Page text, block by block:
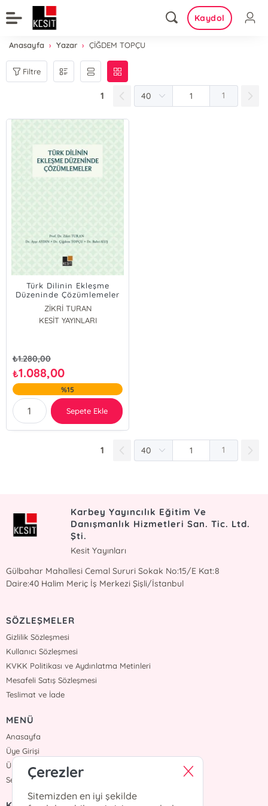
Kaydol
Anasayfa Yazar ÇİĞDEM TOPÇU
Filtre
1 1
Türk Dilinin Ekleşme
Düzeninde Çözümlemeler
ZİKRİ TURAN
AYŞE AYDIN
KESİT YAYINLARI
₺1.280,00
₺1.088,00
%15
Sepete Ekle
1 1
Karbey Yayıncılık Eğitim Ve
Danışmanlık Hizmetleri San. Tic. Ltd.
Şti.
Kesit Yayınları
Gülbahar Mahallesi Cemal Sururi Sokak No:15/E Kat:8
Daire:40 Halim Meriç İş Merkezi Şişli/İstanbul
SÖZLEŞMELER
Gizlilik Sözleşmesi
Kullanıcı Sözleşmesi
KVKK Politikası ve Aydınlatma Metinleri
Mesafeli Satış Sözleşmesi
Teslimat ve İade
MENÜ
Anasayfa
Üye Girişi
Üye Ol
SepetimÇerezler
Sitemizden en iyi şekilde